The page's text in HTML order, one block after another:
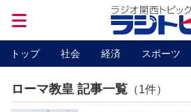
トップ 社会 経済 スポーツ
ローマ教皇 記事一覧 （1件）